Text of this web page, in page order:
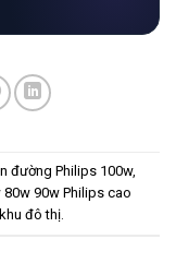
đường Philips 100w,
80w 90w Philips cao
đô thị